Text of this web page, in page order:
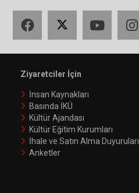
Ziyaretciler İçin
İnsan Kaynakları
Basında İKÜ
Kültür Ajandası
Kültür Eğitim Kurumları
İhale ve Satın Alma Duyuruları
Anketler